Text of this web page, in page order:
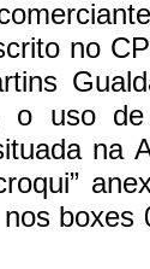
no
o uso
na
boxes